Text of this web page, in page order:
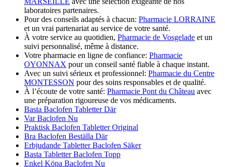
laboratoires partenaires.
Pour des conseils adaptés à chacun: Pharmacie LORRAINE
et un vrai partenariat au service de votre santé.
À votre service au quotidien, Pharmacie de Vosgelade et un
suivi personnalisé, même à distance.
Votre pharmacie en ligne de confiance: Pharmacie
OYONNAX pour un conseil santé fiable à chaque instant.
Avec un suivi sérieux et professionnel: Pharmacie du Centre
MONTESSON pour des soins responsables et de qualité.
À l’écoute de votre santé: Pharmacie Pont du Château avec
une préparation rigoureuse de vos médicaments.
Basta Baclofen Tabletter Där
Var Baclofen Nu
Praktisk Baclofen Tabletter Original
Bra Baclofen Beställa Där
Erbjudande Tabletter Baclofen Säker
Basta Tabletter Baclofen Topp
Enkel Köpa Baclofen Nu